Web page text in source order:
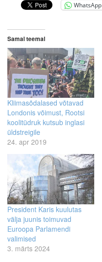
WhatsApp
Samal teemal
Kliimasõdalased võtavad
Londonis võimust, Rootsi
koolitüdruk kutsub inglasi
üldstreigile
24. apr 2019
President Karis kuulutas
välja juunis toimuvad
Euroopa Parlamendi
valimised
3. märts 2024